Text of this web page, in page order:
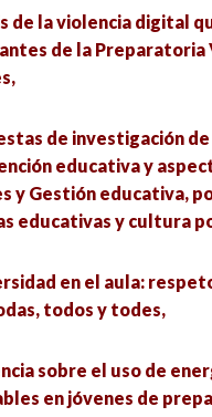
de la violencia digital
de la
de investigación de
educativa y
y Gestión educativa,
educativas y cultura
en el aula:
todos y todes,
sobre el uso de
en jóvenes de